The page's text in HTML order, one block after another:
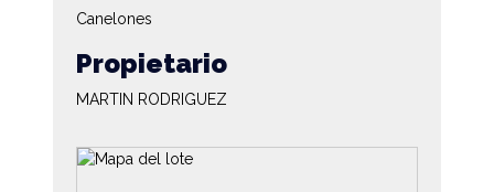
Canelones
Propietario
MARTIN RODRIGUEZ